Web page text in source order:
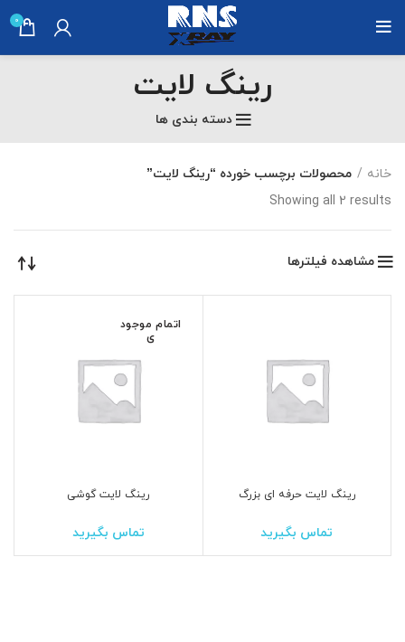
0
رینگ لایت
دسته بندی ها
خانه
محصولات برچسب خورده “رینگ لایت”
Showing all 2 results
مشاهده فیلترها
رینگ لایت حرفه ای بزرگ
تماس بگیرید
اتمام موجود
ی
رینگ لایت گوشی
تماس بگیرید